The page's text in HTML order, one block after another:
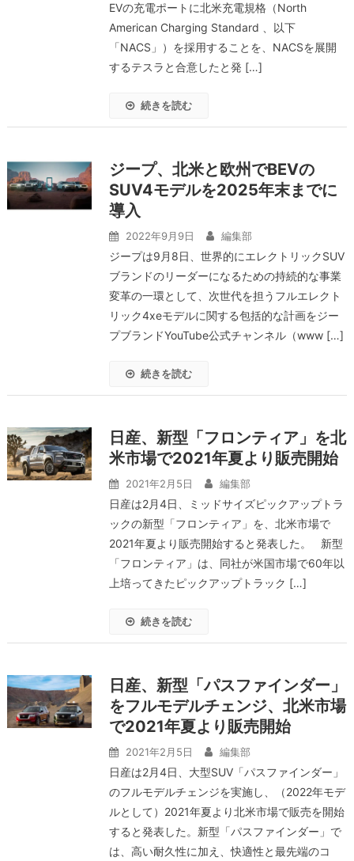
EVの充電ポートに北米充電規格（North
American Charging Standard 、以下
「NACS」）を採用することを、NACSを展開
するテスラと合意したと発 […]
続きを読む
ジープ、北米と欧州でBEVの
SUV4モデルを2025年末までに
導入
2022年9月9日 編集部
ジープは9月8日、世界的にエレクトリックSUV
ブランドのリーダーになるための持続的な事業
変革の一環として、次世代を担うフルエレクト
リック4xeモデルに関する包括的な計画をジー
プブランドYouTube公式チャンネル（www […]
続きを読む
日産、新型「フロンティア」を北
米市場で2021年夏より販売開始
2021年2月5日 編集部
日産は2月4日、ミッドサイズピックアップトラ
ックの新型「フロンティア」を、北米市場で
2021年夏より販売開始すると発表した。 新型
「フロンティア」は、同社が米国市場で60年以
上培ってきたピックアップトラック […]
続きを読む
日産、新型「パスファインダー」
をフルモデルチェンジ、北米市場
で2021年夏より販売開始
2021年2月5日 編集部
日産は2月4日、大型SUV「パスファインダー」
のフルモデルチェンジを実施し、（2022年モデ
ルとして）2021年夏より北米市場で販売を開始
すると発表した。新型「パスファインダー」で
は、高い耐久性に加え、快適性と最先端のコ